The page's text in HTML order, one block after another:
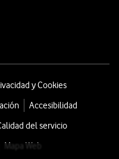
y Cookies
Accesibilidad
del servicio
Mapa Web